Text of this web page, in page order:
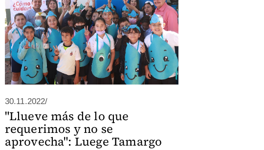
30.11.2022/
"Llueve más de lo que
requerimos y no se
aprovecha": Luege Tamargo